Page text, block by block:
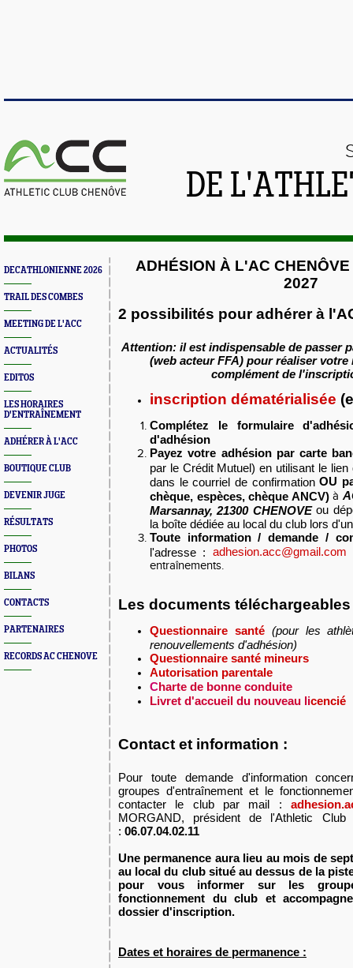
DE
DECATHLONIENNE 2026
TRAIL DES COMBES
MEETING DE L'ACC
ACTUALITÉS
EDITOS
LES HORAIRES
D'ENTRAÎNEMENT
ADHÉRER À L'ACC
BOUTIQUE CLUB
DEVENIR JUGE
RÉSULTATS
PHOTOS
BILANS
CONTACTS
PARTENAIRES
RECORDS AC CHENOVE
ADHÉSION À L'AC
2027
2 possibilités pour adhérer à
Attention: il est indispensable de passer
(web acteur FFA) pour réaliser votre
complément de
inscription dématérialisée
Complétez le formulaire
d'adhésion
Payez votre adhésion par carte
par le Crédit Mutuel) en utilisant le
dans le courriel de confirmationOU p
chèque, espèces, chèque ANCV)à
Marsannay, 21300 CHENOVEou
la boîte dédiée au local du club lors
Toute information / demande /
l'adresse : adhesion.acc@gmail.com
entraînements.
Les documents
Questionnaire santé (pour les
renouvellements d'adhésion)
Questionnaire santé mineurs
Autorisation parentale
Charte de bonne conduite
Livret d'accueil du nouveau licencié
Contact et information :
Pour toute demande d'information
groupes d'entraînement et le
contacter le club par mail :
MORGAND, président de l'Athletic Club
: 06.07.04.02.11
Une permanence aura lieu au mois de
au local du club situé au dessus de la
pour vous informer sur les
fonctionnement du club et
dossier d'inscription.
Dates et horaires de permanence :